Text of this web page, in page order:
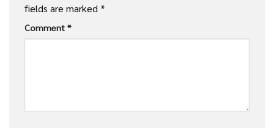
fields are marked *
Comment *